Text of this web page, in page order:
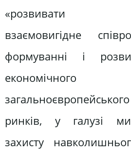
«розвивати
взаємовигідне
формуванні і
економічного
загальноєвропейського
ринків, у галузі
захисту